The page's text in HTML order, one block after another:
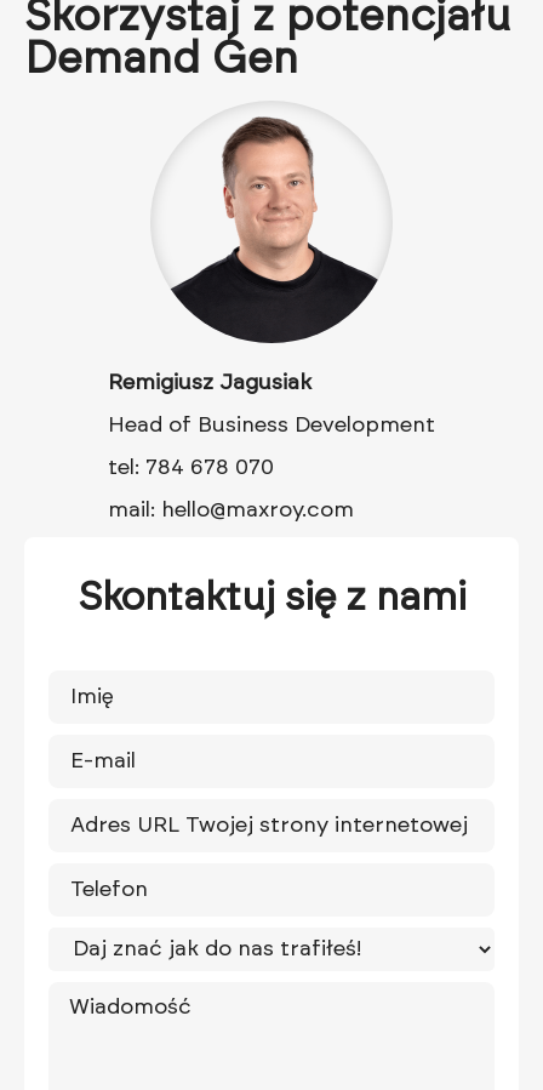
Skorzystaj z potencjału
Demand Gen
Remigiusz Jagusiak
Head of Business Development
tel: 784 678 070
mail: hello@maxroy.com
Skontaktuj się z nami